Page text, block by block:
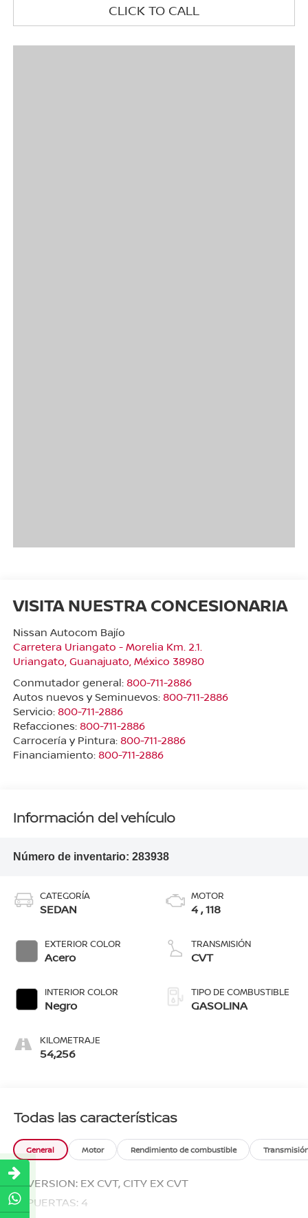
CLICK TO CALL
VISITA NUESTRA CONCESIONARIA
Nissan Autocom Bajío
Carretera Uriangato - Morelia Km. 2.1.
Uriangato, Guanajuato, México 38980
Conmutador general: 800-711-2886
Autos nuevos y Seminuevos: 800-711-2886
Servicio: 800-711-2886
Refacciones: 800-711-2886
Carrocería y Pintura: 800-711-2886
Financiamiento: 800-711-2886
Información del vehículo
Número de inventario: 283938
CATEGORÍA
SEDAN
EXTERIOR COLOR
Acero
INTERIOR COLOR
Negro
KILOMETRAJE
54,256
MOTOR
4 , 118
TRANSMISIÓN
CVT
TIPO DE COMBUSTIBLE
GASOLINA
Todas las características
General Motor Rendimiento de combustible
VERSION: EX CVT, CITY EX CVT
PUERTAS: 4